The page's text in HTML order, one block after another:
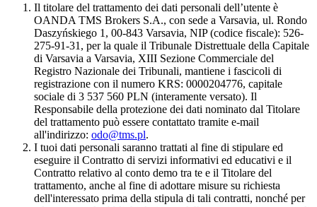
Il titolare del trattamento dei dati personali dell’utente è
OANDA TMS Brokers S.A., con sede a Varsavia, ul. Rondo
Daszyńskiego 1, 00-843 Varsavia, NIP (codice fiscale): 526-
275-91-31, per la quale il Tribunale Distrettuale della Capitale
di Varsavia a Varsavia, XIII Sezione Commerciale del
Registro Nazionale dei Tribunali, mantiene i fascicoli di
registrazione con il numero KRS: 0000204776, capitale
sociale di 3 537 560 PLN (interamente versato). Il
Responsabile della protezione dei dati nominato dal Titolare
del trattamento può essere contattato tramite e-mail
all'indirizzo: odo@tms.pl.
I tuoi dati personali saranno trattati al fine di stipulare ed
eseguire il Contratto di servizi informativi ed educativi e il
Contratto relativo al conto demo tra te e il Titolare del
trattamento, anche al fine di adottare misure su richiesta
dell'interessato prima della stipula di tali contratti, nonché per